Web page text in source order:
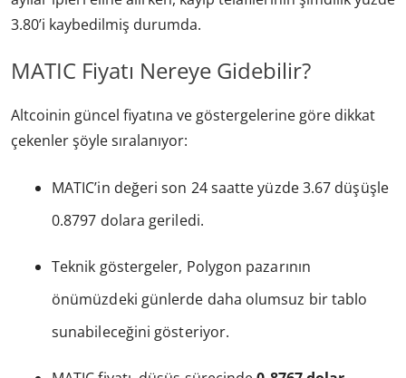
3.80’i kaybedilmiş durumda.
MATIC Fiyatı Nereye Gidebilir?
Altcoinin güncel fiyatına ve göstergelerine göre dikkat
çekenler şöyle sıralanıyor:
MATIC’in değeri son 24 saatte yüzde 3.67 düşüşle
0.8797 dolara geriledi.
Teknik göstergeler, Polygon pazarının
önümüzdeki günlerde daha olumsuz bir tablo
sunabileceğini gösteriyor.